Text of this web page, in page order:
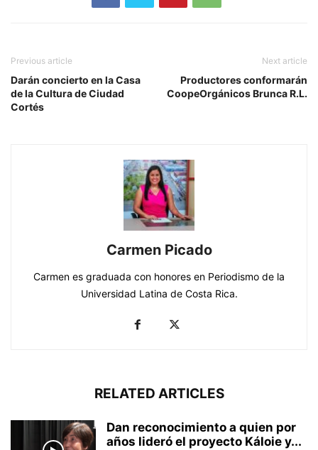
Previous article
Darán concierto en la Casa
de la Cultura de Ciudad
Cortés
Next article
Productores conformarán
CoopeOrgánicos Brunca R.L.
Carmen Picado
Carmen es graduada con honores en Periodismo de la
Universidad Latina de Costa Rica.
RELATED ARTICLES
Dan reconocimiento a quien por
años lideró el proyecto Káloie y...